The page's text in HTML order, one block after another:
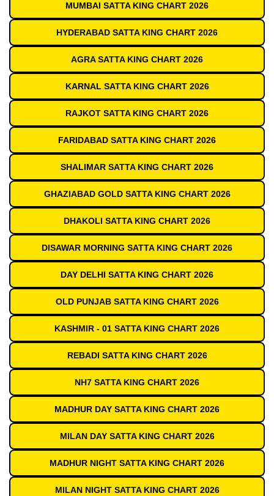
MUMBAI SATTA KING CHART 2026
HYDERABAD SATTA KING CHART 2026
AGRA SATTA KING CHART 2026
KARNAL SATTA KING CHART 2026
RAJKOT SATTA KING CHART 2026
FARIDABAD SATTA KING CHART 2026
SHALIMAR SATTA KING CHART 2026
GHAZIABAD GOLD SATTA KING CHART 2026
DHAKOLI SATTA KING CHART 2026
DISAWAR MORNING SATTA KING CHART 2026
DAY DELHI SATTA KING CHART 2026
OLD PUNJAB SATTA KING CHART 2026
KASHMIR - 01 SATTA KING CHART 2026
REBADI SATTA KING CHART 2026
NH7 SATTA KING CHART 2026
MADHUR DAY SATTA KING CHART 2026
MILAN DAY SATTA KING CHART 2026
MADHUR NIGHT SATTA KING CHART 2026
MILAN NIGHT SATTA KING CHART 2026